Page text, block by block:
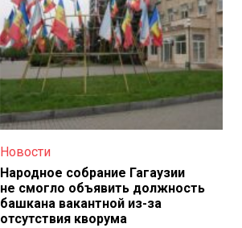
Новости
Народное собрание Гагаузии
не смогло объявить должность
башкана вакантной из-за
отсутствия кворума